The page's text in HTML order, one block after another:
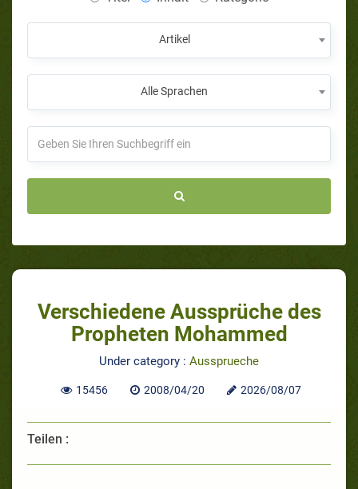
Artikel
Alle Sprachen
Verschiedene Aussprüche des
Propheten Mohammed
Under category : Aussprueche
15456 2008/04/20 2026/08/07
Teilen :